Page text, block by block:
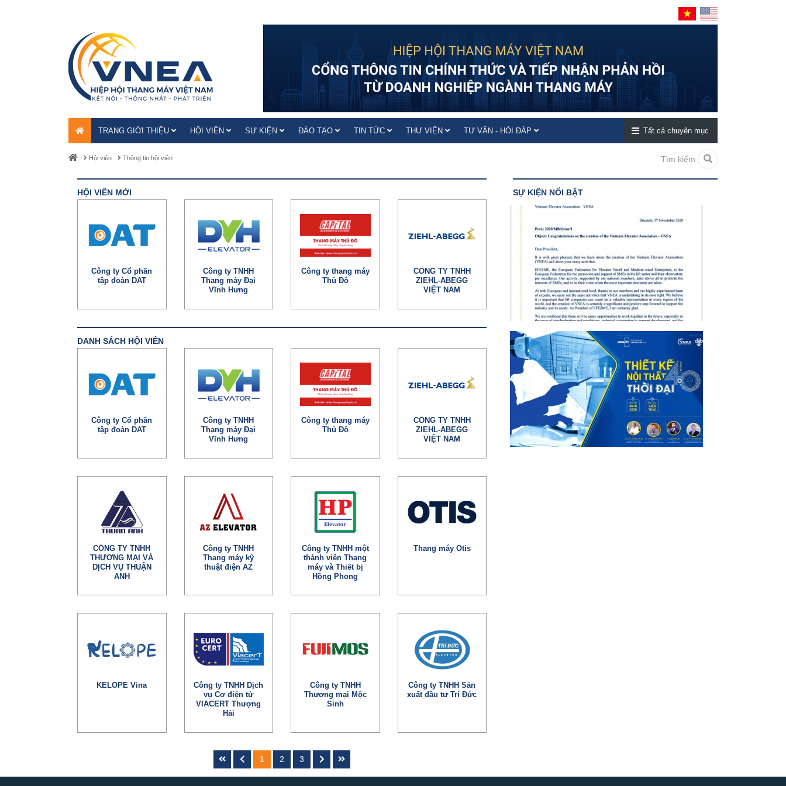
TRANG GIỚI THIỆU HỘI VIÊN SỰ KIỆN ĐÀO TẠO TIN TỨC THƯ VIỆN TƯ VẤN - HỎI ĐÁP Tất cả chuyên mục
Hội viên Thông tin hội viên Tìm kiếm
HỘI VIÊN MỚI
Công ty Cổ phần
tập đoàn DAT
Công ty TNHH
Thang máy Đại
Vĩnh Hưng
Công ty thang máy
Thủ Đô
CÔNG TY TNHH
ZIEHL-ABEGG
VIỆT NAM
DANH SÁCH HỘI VIÊN
Công ty Cổ phần
tập đoàn DAT
Công ty TNHH
Thang máy Đại
Vĩnh Hưng
Công ty thang máy
Thủ Đô
CÔNG TY TNHH
ZIEHL-ABEGG
VIỆT NAM
CÔNG TY TNHH
THƯƠNG MẠI VÀ
DỊCH VỤ THUẬN
ANH
Công ty TNHH
Thang máy kỹ
thuật điện AZ
Công ty TNHH một
thành viên Thang
máy và Thiết bị
Hồng Phong
Thang máy Otis
KELOPE Vina
Công ty TNHH Dịch
vụ Cơ điện tử
VIACERT Thượng
Hải
Công ty TNHH
Thương mại Mộc
Sinh
Công ty TNHH Sản
xuất đầu tư Trí Đức
1 2 3
SỰ KIỆN NỔI BẬT